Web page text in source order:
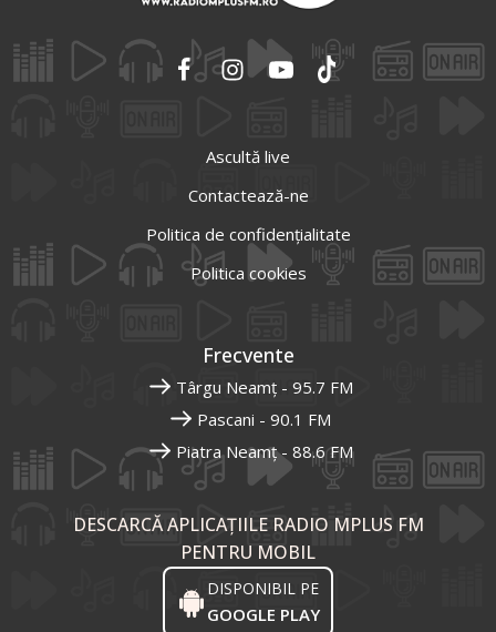
Ascultă live
Contactează-ne
Politica de confidențialitate
Politica cookies
Frecvente
Târgu Neamț - 95.7 FM
Pascani - 90.1 FM
Piatra Neamț - 88.6 FM
DESCARCĂ APLICAȚIILE RADIO MPLUS FM
PENTRU MOBIL
DISPONIBIL PE
GOOGLE PLAY